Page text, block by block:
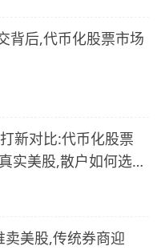
背后,代币化股票市场
新对比:代币化股票
实美股,散户如何选
卖美股,传统券商迎